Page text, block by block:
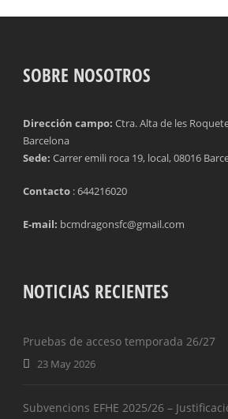
SOBRE NOSOTROS
Dirección campo: Ctra. Alta de les
Barcelona
Sede: Carrer emili roca 19, local, 08016
Contacto : 644216020
E-mail: bcmdragonsfc@gmail.com
NOTICIAS RECIENTES
Pruebas de acceso temporada 26/27
23 May 2026
Subvencions EFHE 2025/26 –